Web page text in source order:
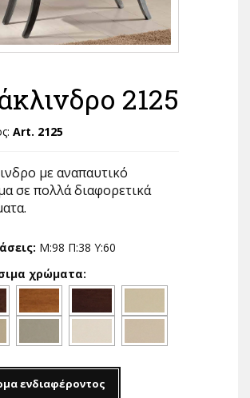
2125
Art. 2125
με αναπαυτικό
σε πολλά διαφορετικά
Μ:98 Π:38 Υ:60
χρώματα:
ενδιαφέροντος